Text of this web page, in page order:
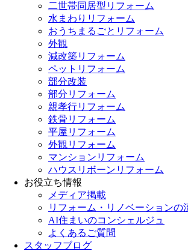
二世帯同居型リフォーム
水まわりリフォーム
おうちまるごとリフォーム
外観
減改築リフォーム
ペットリフォーム
部分改装
部分リフォーム
親孝行リフォーム
鉄骨リフォーム
平屋リフォーム
外観リフォーム
マンションリフォーム
ハウスリボーンリフォーム
お役立ち情報
メディア掲載
リフォーム・リノベーションの
AI住まいのコンシェルジュ
よくあるご質問
スタッフブログ